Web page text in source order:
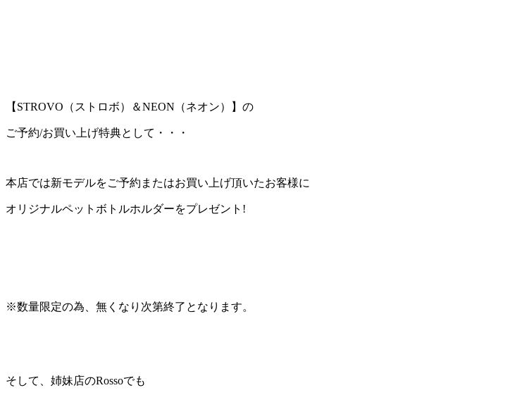
【STROVO（ストロボ）＆NEON（ネオン）】の
ご予約/お買い上げ特典として・・・
本店では新モデルをご予約またはお買い上げ頂いたお客様に
オリジナルペットボトルホルダーをプレゼント!
※数量限定の為、無くなり次第終了となります。
そして、姉妹店のRossoでも